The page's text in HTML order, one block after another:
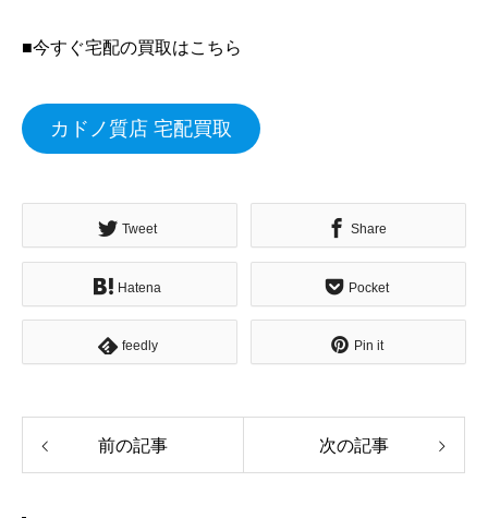
■今すぐ宅配の買取はこちら
カドノ質店 宅配買取
Tweet Share
Hatena Pocket
feedly Pin it
前の記事 次の記事